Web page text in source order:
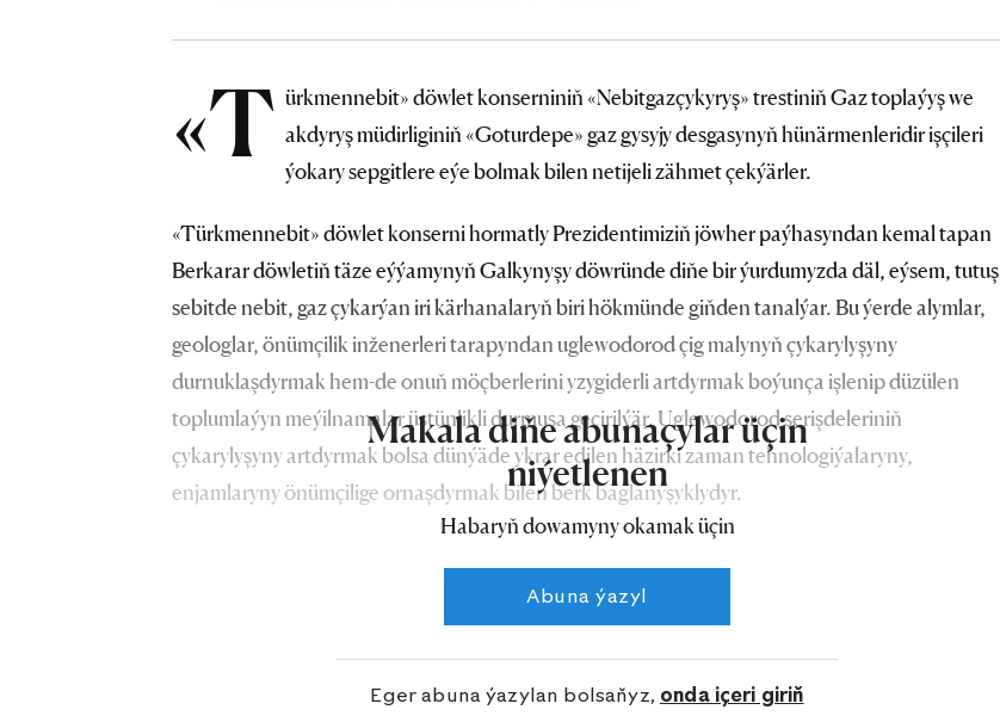
«T ürkmennebit» döwlet konserniniň «Nebitgazçykyryş» trestiniň Gaz toplaýyş we
akdyryş müdirliginiň «Goturdepe» gaz gysyjy desgasynyň hünärmenleridir işçileri
ýokary sepgitlere eýe bolmak bilen netijeli zähmet çekýärler.
«Türkmennebit» döwlet konserni hormatly Prezidentimiziň jöwher paýhasyndan kemal tapan
Berkarar döwletiň täze eýýamynyň Galkynyşy döwründe diňe bir ýurdumyzda däl, eýsem, tutuş
sebitde nebit, gaz çykarýan iri kärhanalaryň biri hökmünde giňden tanalýar. Bu ýerde alymlar,
geologlar, önümçilik inženerleri tarapyndan uglewodorod çig malynyň çykarylyşyny
durnuklaşdyrmak hem-de onuň möçberlerini yzygiderli artdyrmak boýunça işlenip düzülen
toplumlaýyn meýilnamalar üstünlikli durmuşa geçirilýär. Uglewodorod serişdeleriniň
çykarylyşyny artdyrmak bolsa dünýäde ykrar edilen häzirki zaman tehnologiýalaryny,
enjamlaryny önümçilige ornaşdyrmak bilen berk baglanyşyklydyr.
Makala diňe abunaçylar üçin
niýetlenen
Habaryň dowamyny okamak üçin
Abuna ýazyl
Eger abuna ýazylan bolsaňyz, onda içeri giriň